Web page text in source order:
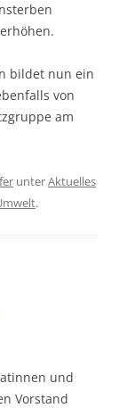
bildet nun ein
von
am
unterAktuelles
.
und
Vorstand